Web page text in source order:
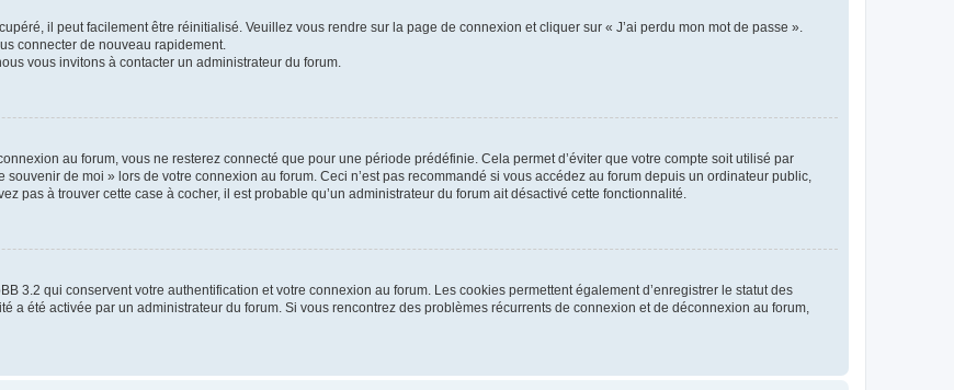
il peut facilement être réinitialisé. Veuillez vous rendre sur la page de connexion et cliquer sur « J’ai perdu mon mot de passe ».
connecter de nouveau rapidement.
vous invitons à contacter un administrateur du forum.
au forum, vous ne resterez connecté que pour une période prédéfinie. Cela permet d’éviter que votre compte soit utilisé par
de moi » lors de votre connexion au forum. Ceci n’est pas recommandé si vous accédez au forum depuis un ordinateur public,
pas à trouver cette case à cocher, il est probable qu’un administrateur du forum ait désactivé cette fonctionnalité.
3.2 qui conservent votre authentification et votre connexion au forum. Les cookies permettent également d’enregistrer le statut des
a été activée par un administrateur du forum. Si vous rencontrez des problèmes récurrents de connexion et de déconnexion au forum,